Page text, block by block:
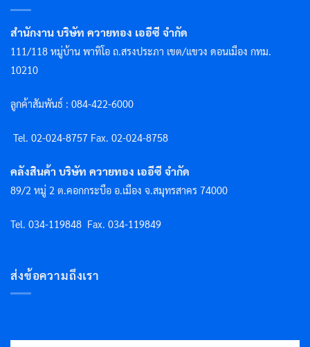
สำนักงาน บริษัท ควายทอง เออีซี จำกัด
111/118 หมู่บ้าน พาทิโอ ถ.สรงประภา เขต/แขวง ดอนเมือง กทม.
10210
ลูกค้าสัมพันธ์ : 084-422-6000
Tel. 02-024-8757 Fax. 02-024-8758
คลังสินค้า บริษัท ควายทอง เออีซี จำกัด
89/2 หมู่ 2 ต.คอกกระบือ อ.เมือง จ.สมุทรสาคร 74000
Tel. 034-119848 Fax. 034-119849
ส่งข้อความถึงเรา